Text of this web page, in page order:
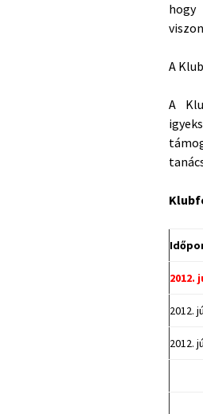
A
A
2012.
2012.
2012.